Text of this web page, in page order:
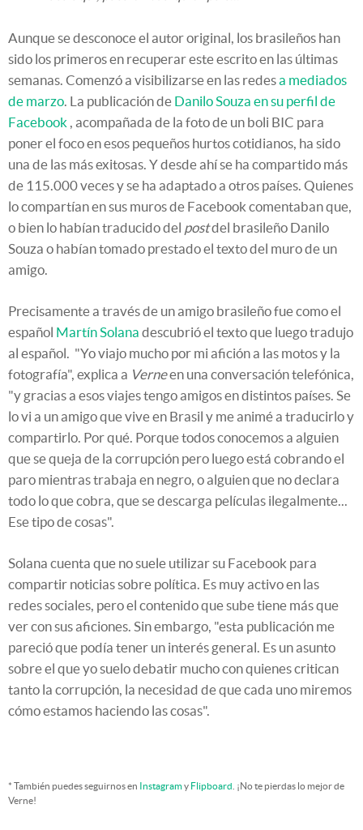
Aunque se desconoce el autor original, los brasileños han
sido los primeros en recuperar este escrito en las últimas
semanas. Comenzó a visibilizarse en las redesa mediados
de marzo. La publicación de Danilo Souza en su perfil de
Facebook , acompañada de la foto de un boli BIC para
poner el foco en esos pequeños hurtos cotidianos, ha sido
una de las más exitosas. Y desde ahí se ha compartido más
de 115.000 veces y se ha adaptado a otros países. Quienes
lo compartían en sus muros de Facebook comentaban que,
o bien lo habían traducido del postdel brasileño Danilo
Souza o habían tomado prestado el texto del muro de un
amigo.
Precisamente a través de un amigo brasileño fue como el
español Martín Solana descubrió el texto que luego tradujo
al español. "Yo viajo mucho por mi afición a las motos y la
fotografía", explica a Verneen una conversación telefónica,
"y gracias a esos viajes tengo amigos en distintos países. Se
lo vi a un amigo que vive en Brasil y me animé a traducirlo y
compartirlo. Por qué. Porque todos conocemos a alguien
que se queja de la corrupción pero luego está cobrando el
paro mientras trabaja en negro, o alguien que no declara
todo lo que cobra, que se descarga películas ilegalmente...
Ese tipo de cosas".
Solana cuenta que no suele utilizar su Facebook para
compartir noticias sobre política. Es muy activo en las
redes sociales, pero el contenido que sube tiene más que
ver con sus aficiones. Sin embargo, "esta publicación me
pareció que podía tener un interés general. Es un asunto
sobre el que yo suelo debatir mucho con quienes critican
tanto la corrupción, la necesidad de que cada uno miremos
cómo estamos haciendo las cosas".
* También puedes seguirnos en Instagramy Flipboard . ¡No te pierdas lo mejor de
Verne!